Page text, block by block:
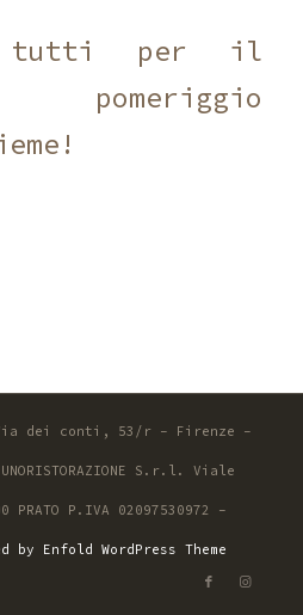
tutti per il
pomeriggio
dei conti, 53/r - Firenze -
S.r.l. Viale
P.IVA 02097530972 -
by Enfold WordPress Theme